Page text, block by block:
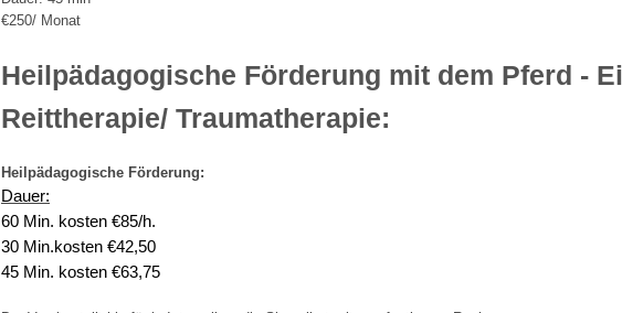
€250/ Monat
Heilpädagogische Förderung mit dem Pferd -
Reittherapie/ Traumatherapie:
Heilpädagogische Förderung:
Dauer:
60 Min. kosten €85/h.
30 Min.kosten €42,50
45 Min. kosten €63,75